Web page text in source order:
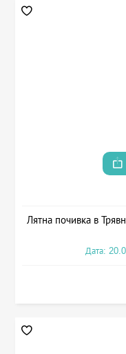
Лятна почивка в
Дата: